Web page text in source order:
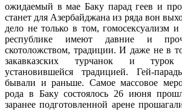
ожидаемый в мае Баку парад геев и
станет для Азербайджана из ряда вон
дело не только в том, гомосексуализм и
республике имеют давние и
скотоложством, традиции. И даже не в
закавказских турчанок и турок
установившейся традицией. Гей-
бывали и раньше. Самое массовое
рода в Баку состоялось 26 июня
заранее подготовленной арене